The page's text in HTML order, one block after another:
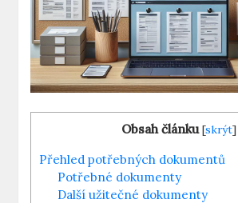
Obsah článku [skrýt]
Přehled potřebných dokumentů
Potřebné dokumenty
Další užitečné dokumenty